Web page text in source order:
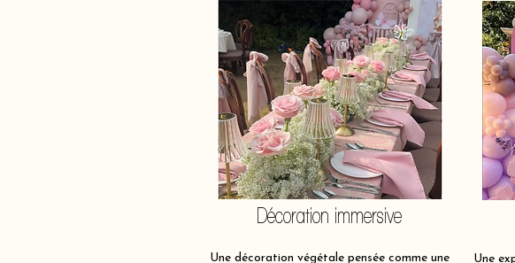
Décoration immersive
Une décoration végétale pensée comme une
Une